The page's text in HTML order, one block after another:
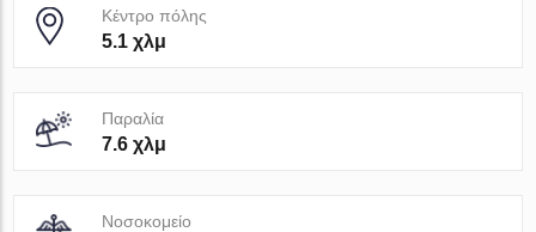
Κέντρο πόλης
5.1 χλμ
Παραλία
7.6 χλμ
Νοσοκομείο